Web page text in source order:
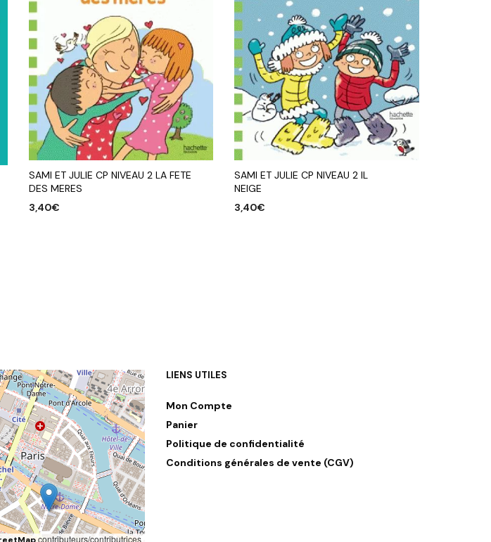
SAMI ET JULIE CP NIVEAU 2 LA FETE
DES MERES
3,40€
SAMI ET JULIE CP NIVEAU 2 IL
NEIGE
3,40€
contributeurs/contributrices
LIENS UTILES
Mon Compte
Panier
Politique de confidentialité
Conditions générales de vente (CGV)